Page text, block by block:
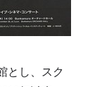
とし、スク